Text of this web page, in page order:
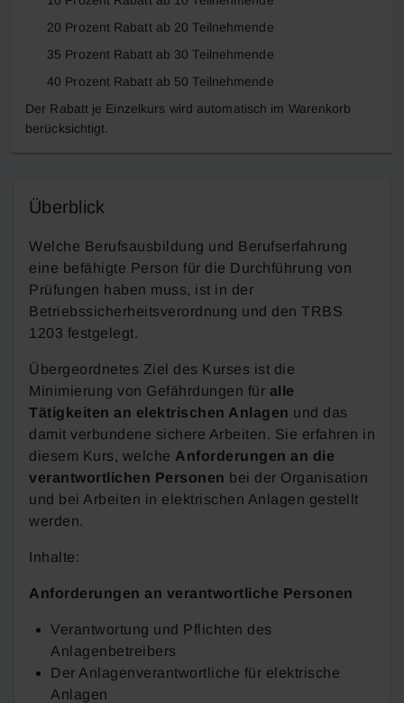
20 Prozent Rabatt ab 20 Teilnehmende
35 Prozent Rabatt ab 30 Teilnehmende
40 Prozent Rabatt ab 50 Teilnehmende
Der Rabatt je Einzelkurs wird automatisch im Warenkorb
berücksichtigt.
Überblick
Welche Berufsausbildung und Berufserfahrung
eine befähigte Person für die Durchführung von
Prüfungen haben muss, ist in der
Betriebssicherheitsverordnung und den TRBS
1203 festgelegt.
Übergeordnetes Ziel des Kurses ist die
Minimierung von Gefährdungen für alle
Tätigkeiten an elektrischen Anlagen und das
damit verbundene sichere Arbeiten. Sie erfahren in
diesem Kurs, welche Anforderungen an die
verantwortlichen Personen bei der Organisation
und bei Arbeiten in elektrischen Anlagen gestellt
werden.
Inhalte:
Anforderungen an verantwortliche Personen
Verantwortung und Pflichten des
Anlagenbetreibers
Der Anlagenverantwortliche für elektrische
Anlagen